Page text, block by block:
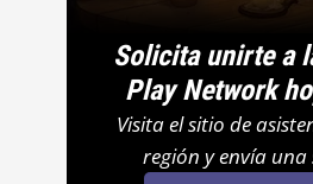
Solicita unirte a
Play Network
Visita el sitio de
región y envía